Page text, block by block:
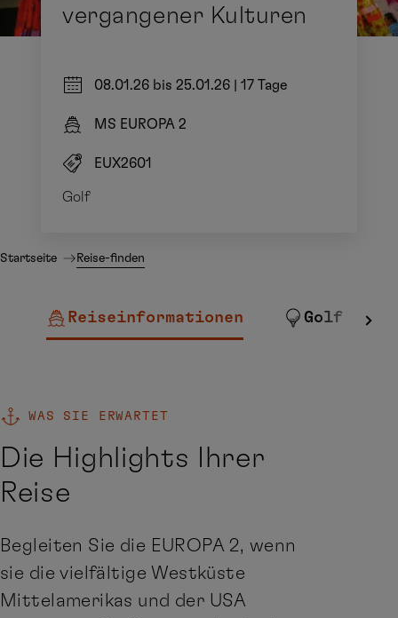
vergangener Kulturen
08.01.26 bis 25.01.26 17 Tage
MS EUROPA 2
EUX2601
Golf
Startseite Reise-finden
Reiseinformationen Golf
WAS SIE ERWARTET
Die Highlights Ihrer
Reise
Begleiten Sie die EUROPA 2, wenn
sie die vielfältige Westküste
Mittelamerikas und der USA